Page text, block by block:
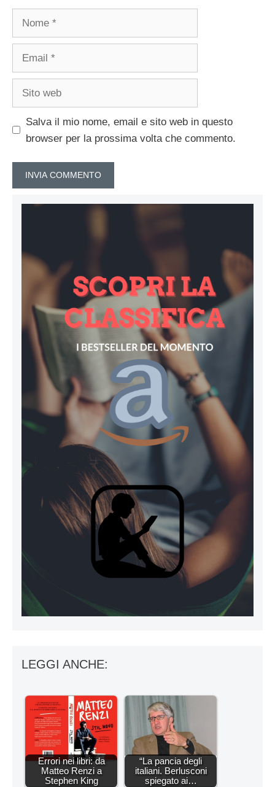
Salva il mio nome, email e sito web in questo
browser per la prossima volta che commento.
LEGGI ANCHE:
Errori nei libri: da
Matteo Renzi a
Stephen King
“La pancia degli
italiani. Berlusconi
spiegato ai…